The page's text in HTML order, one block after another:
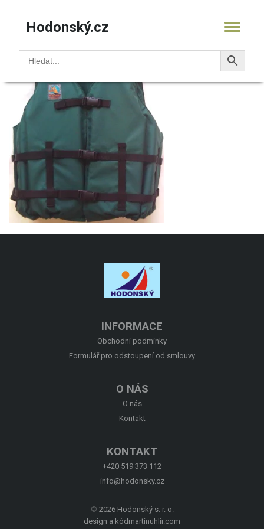
Hodonský.cz
10.0204.11-Sailing extr
INFORMACE
Obchodní podmínky
Formulář pro odstoupení od smlouvy
O NÁS
O nás
Kontakt
KONTAKT
+420 519 373 112
info@hodonsky.cz
© 2026 Hodonský s. r. o.
design a kód martinuhlir.com